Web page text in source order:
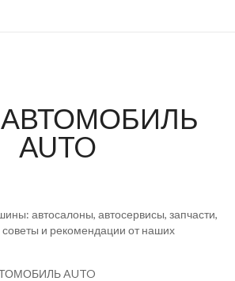
AUTO
автосалоны, автосервисы, запчасти,
советы и рекомендации от наших
AUTO